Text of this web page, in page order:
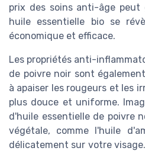
prix des soins anti-âge
huile essentielle bio se
économique et efficace.
Les propriétés anti-
de poivre noir sont
à apaiser les rougeurs et les
plus douce et uniforme.
d'huile essentielle de poivre
végétale, comme l'huile
délicatement sur votre